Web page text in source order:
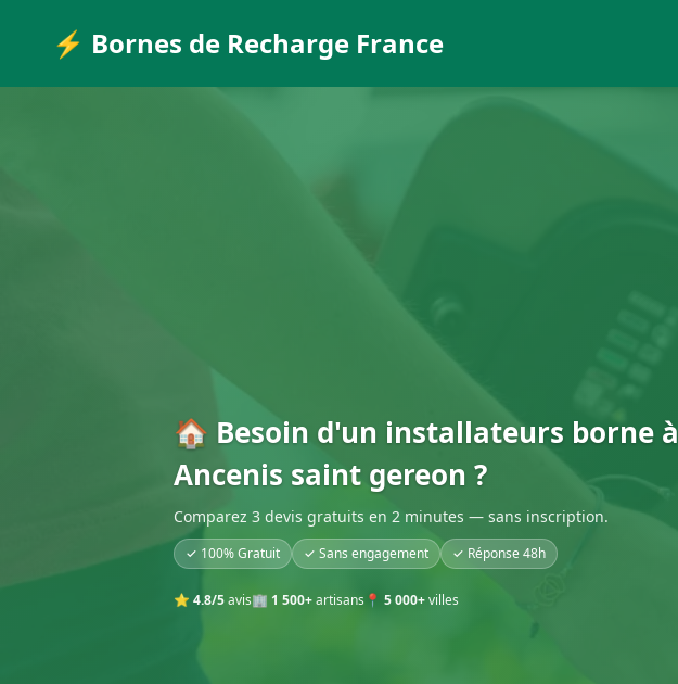
⚡ Bornes de Recharge France
🏠 Besoin d'un installateurs borne à
Ancenis saint gereon ?
Comparez 3 devis gratuits en 2 minutes — sans inscription.
✓ 100% Gratuit ✓ Sans engagement ✓ Réponse 48h
⭐ 4.8/5avis🏢 1 500+artisans 📍 5 000+villes